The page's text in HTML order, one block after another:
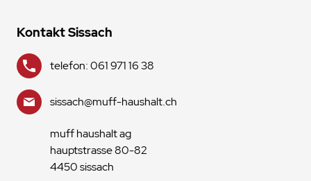
Kontakt Sissach
telefon: 061 971 16 38
sissach@muff-haushalt.ch
muff haushalt ag
hauptstrasse 80-82
4450 sissach